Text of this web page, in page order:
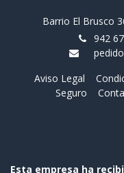
Barrio El Brusco
942
Aviso Legal
Seguro
Esta empresa ha